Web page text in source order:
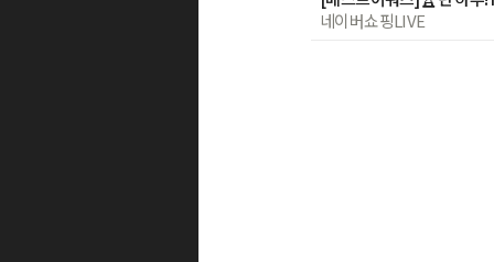
네이버쇼핑LIVE